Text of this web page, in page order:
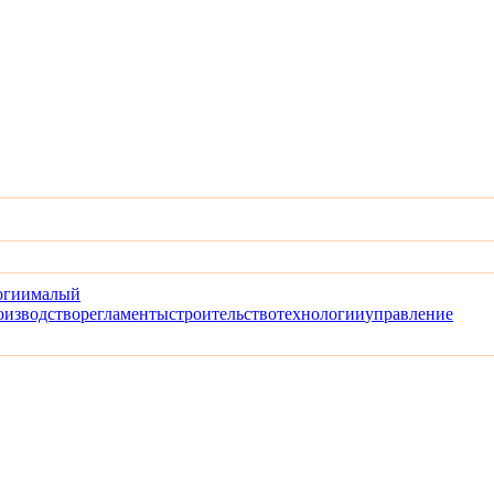
малый
регламентыстроительствотехнологииуправление